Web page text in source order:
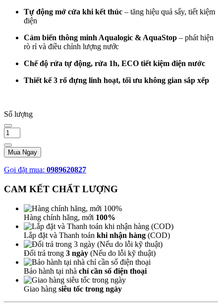
Tự động mở cửa khi kết thúc – tăng hiệu quả sấy, tiết kiệm
điện
Cảm biến thông minh Aqualogic & AquaStop – phát hiện
rò rỉ và điều chỉnh lượng nước
Chế độ rửa tự động, rửa 1h, ECO tiết kiệm điện nước
Thiết kế 3 rổ đựng linh hoạt, tối ưu không gian sắp xếp
Số lượng
Mua Ngay
Gọi đặt mua: 0989620827
CAM KẾT CHẤT LƯỢNG
Hàng chính hãng, mới 100%
Lắp đặt và Thanh toán khi nhận hàng (COD)
Đổi trả trong 3 ngày (Nếu do lỗi kỹ thuật)
Bảo hành tại nhà chỉ cần số điện thoại
Giao hàng siêu tốc trong ngày